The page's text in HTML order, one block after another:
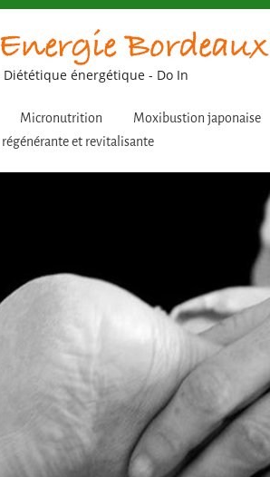
Diététique énergétique - Do In
Micronutrition
Moxibustion japonaise
et revitalisante